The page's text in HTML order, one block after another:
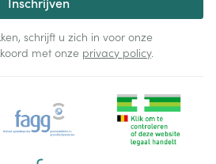
schrijft u zich in voor onze
met onze privacy policy.